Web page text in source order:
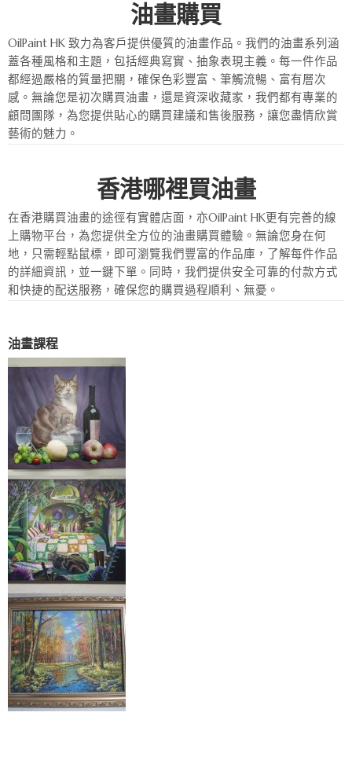
油畫購買
OilPaint HK 致力為客戶提供優質的油畫作品。我們的油畫系列涵
蓋各種風格和主題，包括經典寫實、抽象表現主義。每一件作品
都經過嚴格的質量把關，確保色彩豐富、筆觸流暢、富有層次
感。無論您是初次購買油畫，還是資深收藏家，我們都有專業的
顧問團隊，為您提供貼心的購買建議和售後服務，讓您盡情欣賞
藝術的魅力。
香港哪裡買油畫
在香港購買油畫的途徑有實體店面，亦OilPaint HK更有完善的線
上購物平台，為您提供全方位的油畫購買體驗。無論您身在何
地，只需輕點鼠標，即可瀏覽我們豐富的作品庫，了解每件作品
的詳細資訊，並一鍵下單。同時，我們提供安全可靠的付款方式
和快捷的配送服務，確保您的購買過程順利、無憂。
油畫課程